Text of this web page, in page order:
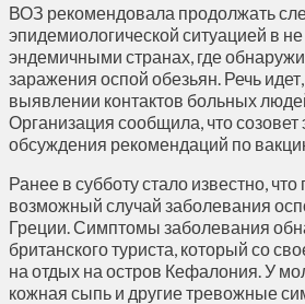
ВОЗ рекомендовала продолжать
эпидемиологической ситуацией в
эндемичными странах, где
заражения оспой обезьян. Речь
выявлении контактов больных
Организация сообщила, что созовет
обсуждения рекомендаций по
Ранее в субботу стало известно,
возможный случай заболевания
Греции. Симптомы заболевания
британского туриста, который со
на отдых на остров Кефалония. У
кожная сыпь и другие тревожные